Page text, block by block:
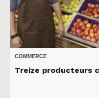
COMMERCE
Treize producteurs